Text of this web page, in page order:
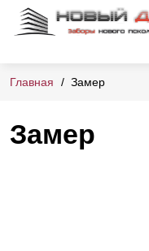
Главная Замер
Замер